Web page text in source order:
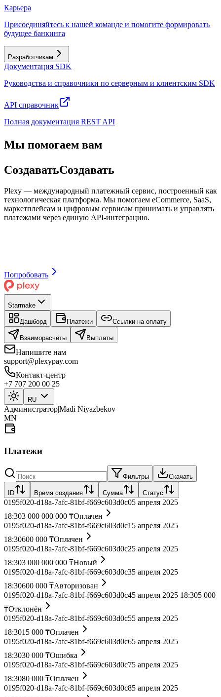
Карьера
Присоединяйтесь к нашей команде и помогите формировать
будущее банкинга
Разработчикам
Документация SDK
Руководства и справочники по серверным и клиентским SDK
API справочник
Полная документация REST API
Мы помогаем вам
СоздаватьСоздавать
Plexy — международный платежный сервис, построенный как
технологическая платформа. Мы помогаем eCommerce, SaaS,
маркетплейсам и цифровым сервисам принимать и управлять
платежами через единую API-интеграцию.
Попробовать
Starmake
Дашборд Платежи Ссылки на оплату
Взаиморасчёты Выплаты
Напишите нам
support@plexypay.com
Контакт-центр
+7 707 200 00 25
RU
Администратор|Madi Niyazbekov
MN
Платежи
Фильтры Скачать
ID Время создания Сумма Статус
0195f020-d18a-7afc-81bf-f669c603d0c05 апреля 2025
18:303 000 000 000 ₸Оплачен
0195f020-d18a-7afc-81bf-f669c603d0c1 5 апреля 2025
18:30600 000 ₸Оплачен
0195f020-d18a-7afc-81bf-f669c603d0c25 апреля 2025
18:303 000 000 000 ₸Новый
0195f020-d18a-7afc-81bf-f669c603d0c35 апреля 2025
18:30600 000 ₸Авторизован
0195f020-d18a-7afc-81bf-f669c603d0c45 апреля 2025 18:305 000
₸Отклонён
0195f020-d18a-7afc-81bf-f669c603d0c55 апреля 2025
18:3015 000 ₸Оплачен
0195f020-d18a-7afc-81bf-f669c603d0c65 апреля 2025
18:3030 000 ₸Ошибка
0195f020-d18a-7afc-81bf-f669c603d0c75 апреля 2025
18:3080 000 ₸Оплачен
0195f020-d18a-7afc-81bf-f669c603d0c85 апреля 2025